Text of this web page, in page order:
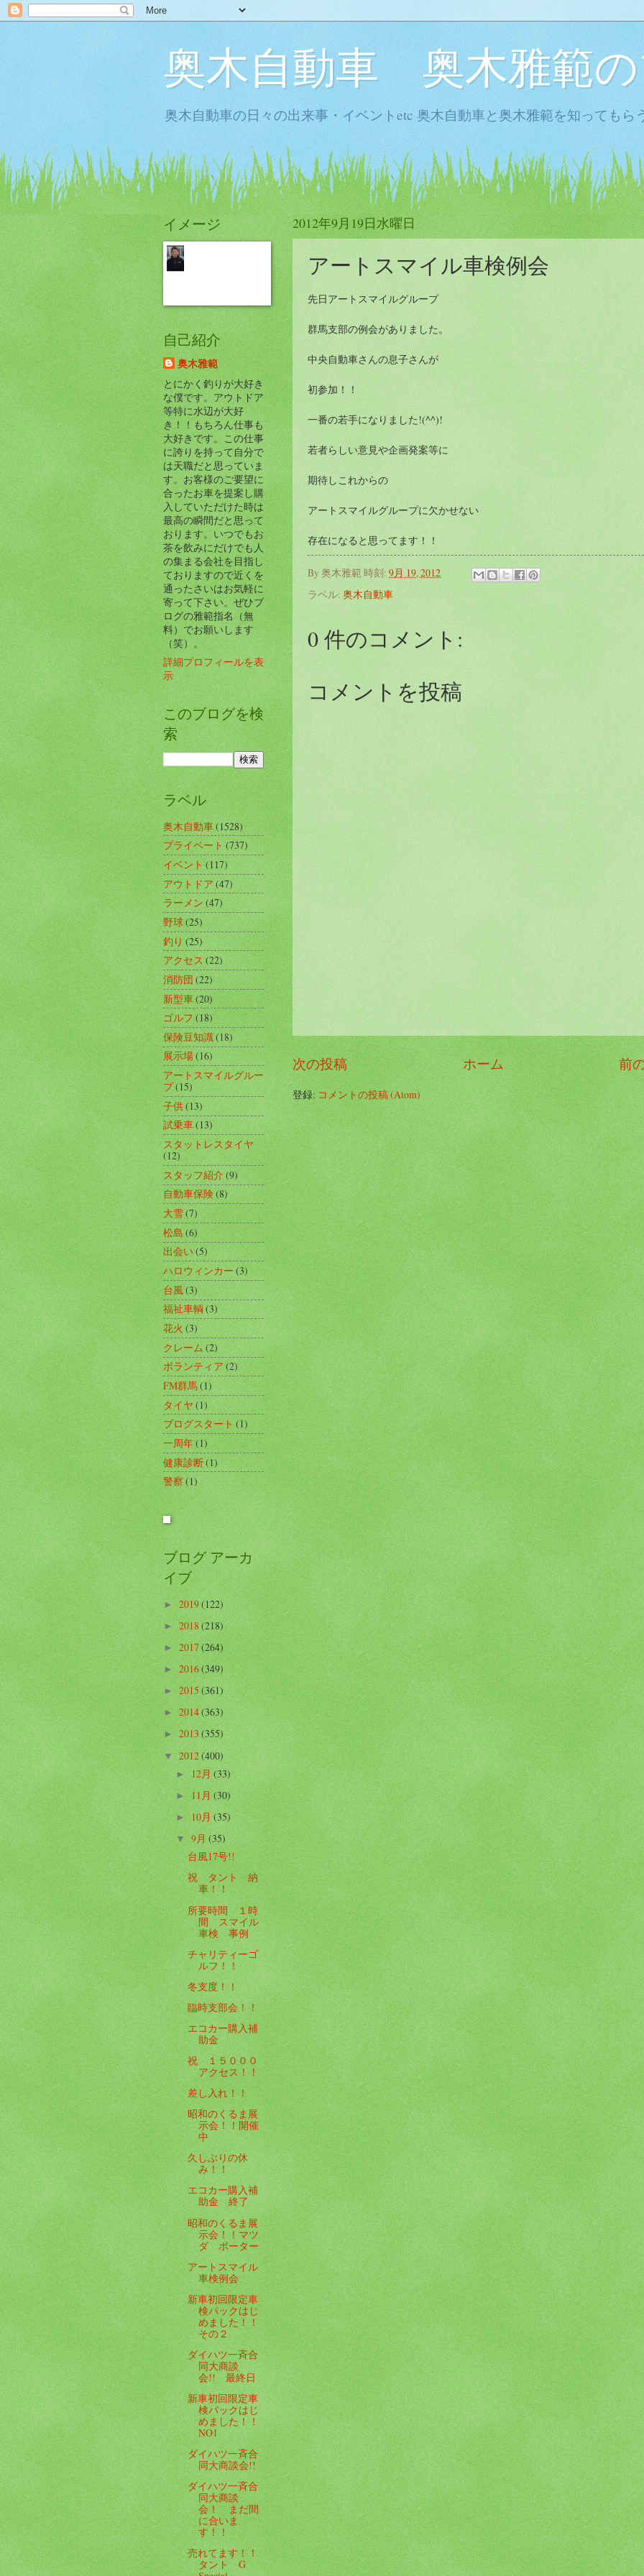
奥木自動車 奥木雅範
奥木自動車の日々の出来事・イベントetc 奥木自動車と奥木雅範を知ってもら
2012年9月19日水曜日
アートスマイル車検例会
先日アートスマイルグループ
群馬支部の例会がありました。
中央自動車さんの息子さんが
初参加！！
一番の若手になりました!(^^)!
若者らしい意見や企画発案等に
期待しこれからの
アートスマイルグループに欠かせない
存在になると思ってます！！
By奥木雅範 時刻: 9月 19, 2012
ラベル: 奥木自動車
0 件のコメント:
コメントを投稿
次の投稿 前
ホーム
登録:コメントの投稿 (Atom)
イメージ
自己紹介
奥木雅範
とにかく釣りが大好き
な僕です。アウトドア
等特に水辺が大好
き！！もちろん仕事も
大好きです。この仕事
に誇りを持って自分で
は天職だと思っていま
す。お客様のご要望に
合ったお車を提案し購
入していただけた時は
最高の瞬間だと思って
おります。いつでもお
茶を飲みにだけでも人
の集まる会社を目指し
ておりますので近くを
通ったさいはお気軽に
寄って下さい。ぜひブ
ログの雅範指名（無
料）でお願いします
（笑）。
詳細プロフィールを表
示
このブログを検
索
ラベル
奥木自動車(1528)
プライベート(737)
イベント(117)
アウトドア(47)
ラーメン(47)
野球(25)
釣り(25)
アクセス(22)
消防団(22)
新型車(20)
ゴルフ(18)
保険豆知識(18)
展示場(16)
アートスマイルグルー
プ(15)
子供(13)
試乗車(13)
スタットレスタイヤ
(12)
スタッフ紹介(9)
自動車保険(8)
大雪(7)
松島 (6)
出会い(5)
ハロウィンカー(3)
台風(3)
福祉車輌(3)
花火(3)
クレーム(2)
ボランティア(2)
FM群馬(1)
タイヤ(1)
ブログスタート(1)
一周年(1)
健康診断(1)
警察(1)
ブログ アーカ
イブ
►2019(122)
► 2018(218)
►2017(264)
►2016(349)
►2015(361)
►2014(363)
►2013(355)
▼2012(400)
►12月(33)
►11月(30)
►10月(35)
▼9月(35)
台風17号!!
祝 タント 納
車！！
所要時間 １時
間 スマイル
車検 事例
チャリティーゴ
ルフ！！
冬支度！！
臨時支部会！！
エコカー購入補
助金
祝 １５０００
アクセス！！
差し入れ！！
昭和のくるま展
示会！！開催
中
久しぶりの休
み！！
エコカー購入補
助金 終了
昭和のくるま展
示会！！マツ
ダ ポーター
アートスマイル
車検例会
新車初回限定車
検パックはじ
めました！！
その２
ダイハツ一斉合
同大商談
会!! 最終日
新車初回限定車
検パックはじ
めました！！
NO1
ダイハツ一斉合
同大商談会!!
ダイハツ一斉合
同大商談
会！ まだ間
に合いま
す！！
売れてます！！
タント G